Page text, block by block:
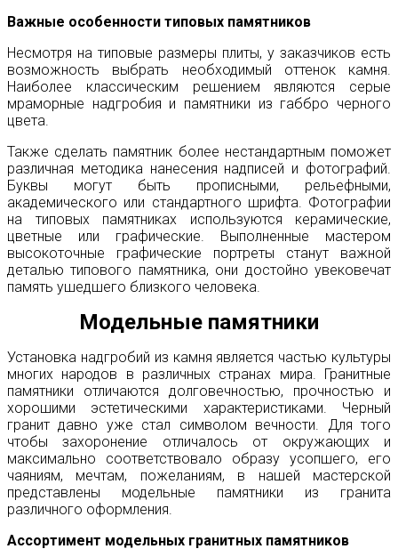
Важные особенности типовых памятников
Несмотря на типовые размеры плиты, у заказчиков есть
возможность выбрать необходимый оттенок камня.
Наиболее классическим решением являются серые
мраморные надгробия и памятники из габбро черного
цвета.
Также сделать памятник более нестандартным поможет
различная методика нанесения надписей и фотографий.
Буквы могут быть прописными, рельефными,
академического или стандартного шрифта. Фотографии
на типовых памятниках используются керамические,
цветные или графические. Выполненные мастером
высокоточные графические портреты станут важной
деталью типового памятника, они достойно увековечат
память ушедшего близкого человека.
Модельные памятники
Установка надгробий из камня является частью культуры
многих народов в различных странах мира. Гранитные
памятники отличаются долговечностью, прочностью и
хорошими эстетическими характеристиками. Черный
гранит давно уже стал символом вечности. Для того
чтобы захоронение отличалось от окружающих и
максимально соответствовало образу усопшего, его
чаяниям, мечтам, пожеланиям, в нашей мастерской
представлены модельные памятники из гранита
различного оформления.
Ассортимент модельных гранитных памятников